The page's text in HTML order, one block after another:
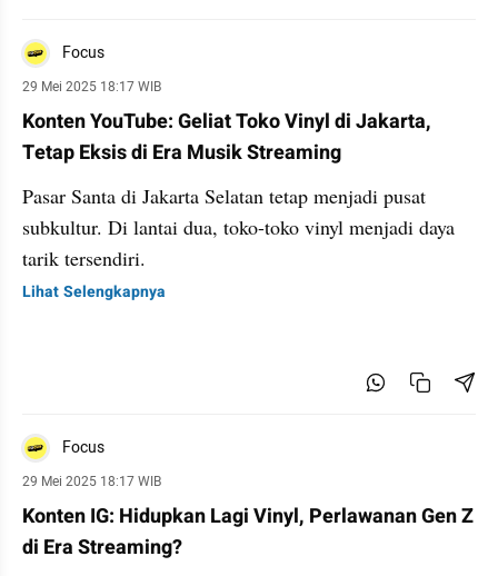
Focus
29 Mei 2025 18:17 WIB
Konten YouTube: Geliat Toko Vinyl di Jakarta,
Tetap Eksis di Era Musik Streaming
Pasar Santa di Jakarta Selatan tetap menjadi pusat
subkultur. Di lantai dua, toko-toko vinyl menjadi daya
tarik tersendiri.
Lihat Selengkapnya
Focus
29 Mei 2025 18:17 WIB
Konten IG: Hidupkan Lagi Vinyl, Perlawanan Gen Z
di Era Streaming?